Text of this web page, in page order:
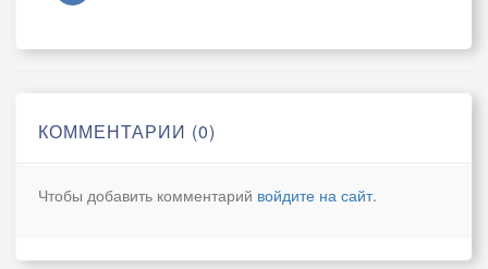
КОММЕНТАРИИ (0)
Чтобы добавить комментарий войдите на сайт.